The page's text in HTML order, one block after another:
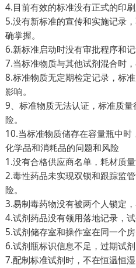
4.目前有效的标准没有正式的印
5.没有新标准的宣传和实施记录
确掌握。
6.新标准启动时没有审批程序和
7.当标准物质与其他试剂混合时，
8.标准物质无定期检定记录，标
影响。
9、标准物质无法认证，标准质
险。
10.当标准物质储存在容量瓶中时
化学品和消耗品的问题和风险
1.没有合格供应商名单，耗材质量
2.毒性药品未实现双锁和跟踪监
险。
3.易制毒药物没有被两个人锁定
4.试剂药品没有领用落地记录，试
5.试剂储存室和操作室在同一个
6.试剂瓶标识信息不足，过期试剂
7.配制标准试剂时，不在恒温恒